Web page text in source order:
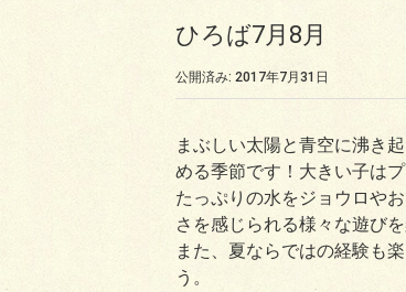
ひろば7月8月
公開済み: 2017年7月31日
まぶしい太陽と青空に沸き
める季節です！大きい子は
たっぷりの水をジョウロや
さを感じられる様々な遊び
また、夏ならではの経験も
う。